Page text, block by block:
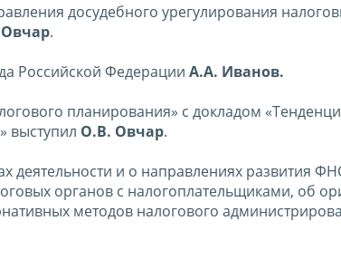
досудебного урегулирования
.
Российской Федерации А.А. Иванов.
планирования» с докладом
выступил О.В. Овчар.
деятельности и о направлениях развития
органов с налогоплательщиками, об
методов налогового